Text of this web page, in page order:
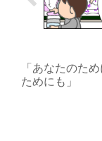
「あなたのた
ためにも」